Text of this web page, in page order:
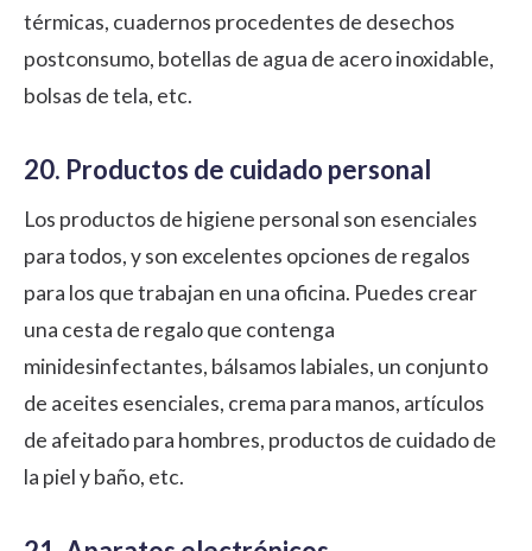
térmicas, cuadernos procedentes de desechos
postconsumo, botellas de agua de acero inoxidable,
bolsas de tela, etc.
20. Productos de cuidado personal
Los productos de higiene personal son esenciales
para todos, y son excelentes opciones de regalos
para los que trabajan en una oficina. Puedes crear
una cesta de regalo que contenga
minidesinfectantes, bálsamos labiales, un conjunto
de aceites esenciales, crema para manos, artículos
de afeitado para hombres, productos de cuidado de
la piel y baño, etc.